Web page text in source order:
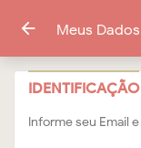
arrow_back Meus Dados
IDENTIFICAÇÃO
Informe seu Email e